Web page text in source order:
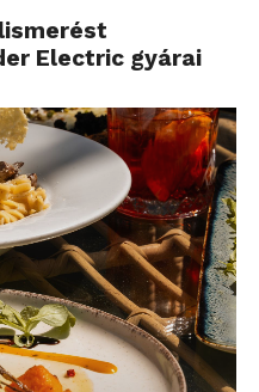
Electric gyárai